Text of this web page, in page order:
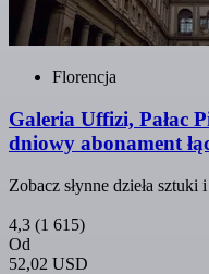
Florencja
Galeria Uffizi, Pałac
dniowy abonament
Zobacz słynne dzieła
4,3 (1 615)
Od
52,02 USD